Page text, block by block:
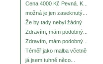
Cena 4000 Kč Pevná. K...
možná je jen zaseknutý...
Že by tady nebyl žádný
Zdravím, mám podobný...
Zdravím, mám podobný...
Téměř jako malba včetně
já jsem tuhně něco...